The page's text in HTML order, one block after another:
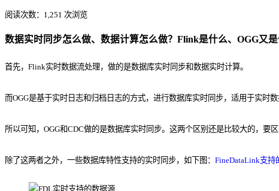
阅读次数：1,251 次浏览
数据实时同步怎么做、数据计算怎么做？Flink是什么、OGG又是
首先，Flink实时数据流处理，做的是数据库实时同步和数据实时计算。
而OGG是基于实时日志和归档日志的方式，进行数据库实时同步，适用于实时
所以可知，OGG和CDC做的是数据库实时同步。这两个区别还是比较大的，要区
除了这两者之外，一些数据库特性支持的实时同步，如下图： FineDataLink支持